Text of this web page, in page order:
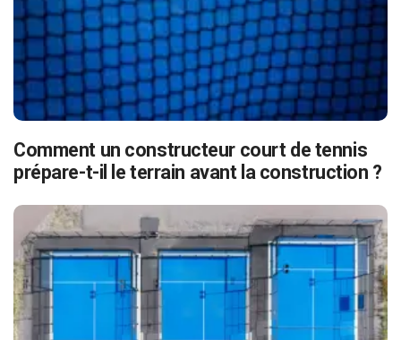
Comment un constructeur court de tennis
prépare-t-il le terrain avant la construction ?